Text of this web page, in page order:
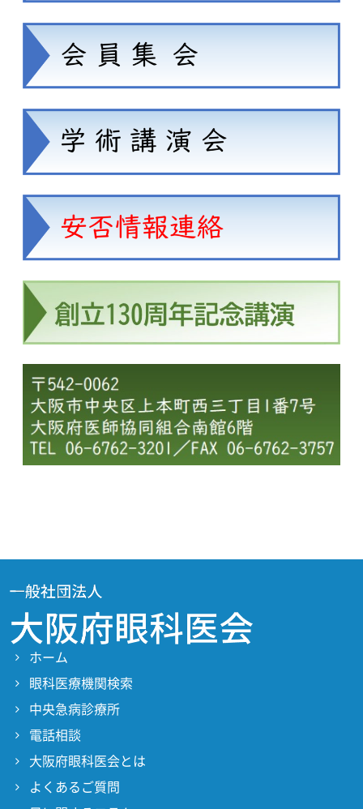
ホーム
眼科医療機関検索
中央急病診療所
電話相談
大阪府眼科医会とは
よくあるご質問